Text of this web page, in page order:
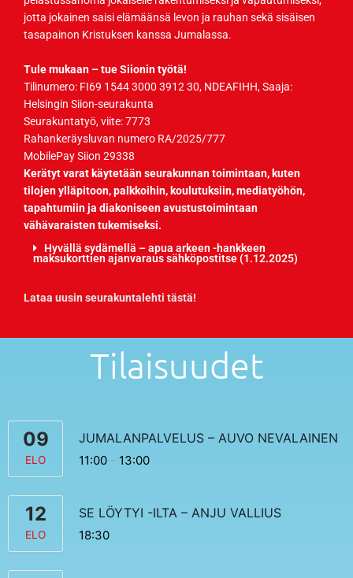
jotta jokainen saisi elämäänsä levon ja rauhan sekä sisäisen
tasapainon Kristuksen kanssa Jumalassa.
Tule mukaan – tue Siionin työtä!
Tilinumero: FI69 1544 3000 3912 30, NDEAFIHH,Saaja:
Helsingin Siion-seurakunta
Seurakuntatyö, viite: 7773
Rahankeräysluvan numero RA/2025/777
MobilePay Siion 29338
Kerätyt varat käytetään seurakunnan toimintaan, kuten
tilojen ylläpitoon, palkkoihin, koulutuksiin, mediatyöhön,
tapahtumiin ja diakoniseen avustustoimintaan
vähävaraisten tukemiseksi.
Hyvällä sydämellä – apua arkeen -hankkeen
maksukorttien ajanvaraus sähköpostitse (1.12.2025)
Lataa uusin seurakuntalehti tästä!
Tilaisuudet
09
ELO
JUMALANPALVELUS – AUVO NEVALAINEN
11:00 - 13:00
12
ELO
SE LÖYTYI -ILTA – ANJU VALLIUS
18:30